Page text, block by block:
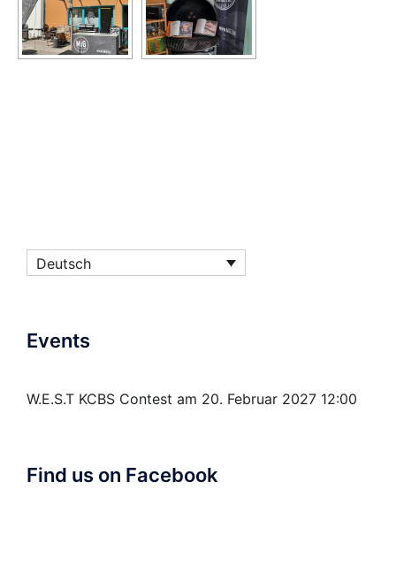
Deutsch
Events
W.E.S.T KCBS Contest am 20. Februar 2027 12:00
Find us on Facebook